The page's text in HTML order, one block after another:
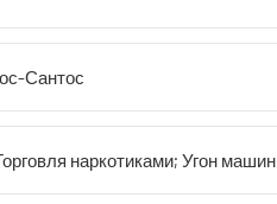
Сантос
наркотиками; Угон машин